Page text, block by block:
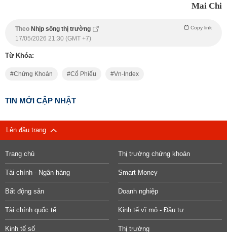
Mai Chi
Theo Nhịp sống thị trường Copy link
17/05/2026 21:30 (GMT +7)
Từ Khóa:
Chứng Khoán Cổ Phiếu Vn-Index
TIN MỚI CẬP NHẬT
Lên đầu trang
Trang chủ Thị trường chứng khoán
Tài chính - Ngân hàng Smart Money
Bất động sản Doanh nghiệp
Tài chính quốc tế Kinh tế vĩ mô - Đầu tư
Kinh tế số Thị trường